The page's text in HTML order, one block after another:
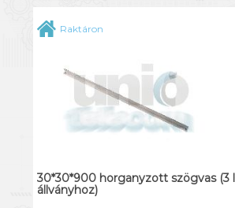
Raktáron
30*30*900 horganyzott szögvas (3
állványhoz)